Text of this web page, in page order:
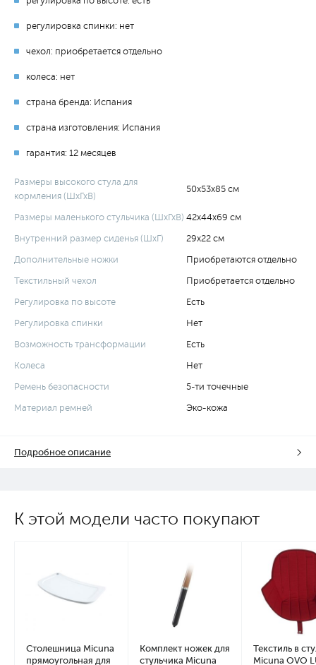
регулировка спинки: нет
чехол: приобретается отдельно
колеса: нет
страна бренда: Испания
страна изготовления: Испания
гарантия: 12 месяцев
Размеры высокого стула для
кормления (ШхГхВ)
50х53х85 см
Размеры маленького стульчика (ШхГхВ) 42х44х69 см
Внутренний размер сиденья (ШхГ)
29х22 см
Дополнительные ножки
Приобретаются отдельно
Текстильный чехол
Приобретается отдельно
Регулировка по высоте
Есть
Регулировка спинки
Нет
Возможность трансформации
Есть
Колеса
Нет
Ремень безопасности
5-ти точечные
Материал ремней
Эко-кожа
Подробное описание
К этой модели часто покупают
Столешница Micuna
прямоугольная для
Комплект ножек для
стульчика Micuna
Текстиль в
Micuna OVO